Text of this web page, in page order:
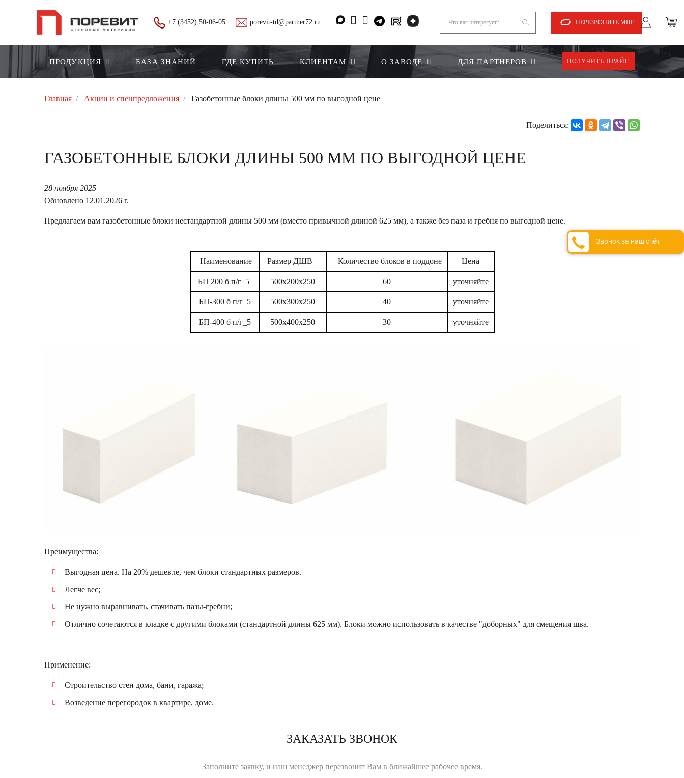
+7 (3452) 50-06-05 porevit-td@partner72.ru ПЕРЕЗВОНИТЕ МНЕ
ПРОДУКЦИЯ БАЗА ЗНАНИЙ ГДЕ КУПИТЬ КЛИЕНТАМ О ЗАВОДЕ ДЛЯ ПАРТНЕРОВ ПОЛУЧИТЬ ПРАЙС
Главная Акции и спецпредложения Газобетонные блоки длины 500 мм по выгодной цене
Поделиться:
ГАЗОБЕТОННЫЕ БЛОКИ ДЛИНЫ 500 ММ ПО ВЫГОДНОЙ ЦЕНЕ
28 ноября 2025
Обновлено 12.01.2026 г.
Предлагаем вам газобетонные блоки нестандартной длины 500 мм (вместо привычной длиной 625 мм), а также без паза и гребня по выгодной цене.
Наименование Размер ДШВ Количество блоков в поддоне Цена
БП 200 б п/г_5 500х200х250 60 уточняйте
БП-300 б п/г_5 500х300х250 40 уточняйте
БП-400 б п/г_5 500х400х250 30 уточняйте
Преимущества:
Выгодная цена. На 20% дешевле, чем блоки стандартных размеров.
Легче вес;
Не нужно выравнивать, стачивать пазы-гребни;
Отлично сочетаются в кладке с другими блоками (стандартной длины 625 мм). Блоки можно использовать в качестве "доборных" для смещения шва.
Применение:
Строительство стен дома, бани, гаража;
Возведение перегородок в квартире, доме.
ЗАКАЗАТЬ ЗВОНОК
Заполните заявку, и наш менеджер перезвонит Вам в ближайшее рабочее время.
Звонок за наш счёт